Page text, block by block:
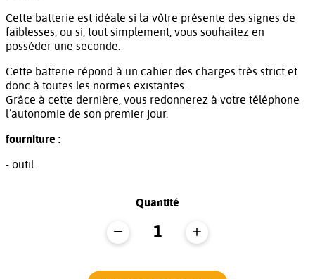
Cette batterie est idéale si la vôtre présente des signes de
faiblesses, ou si, tout simplement, vous souhaitez en
posséder une seconde.
Cette batterie répond à un cahier des charges très strict et
donc à toutes les normes existantes.
Grâce à cette dernière, vous redonnerez à votre téléphone
l’autonomie de son premier jour.
fourniture :
- outil
Quantité